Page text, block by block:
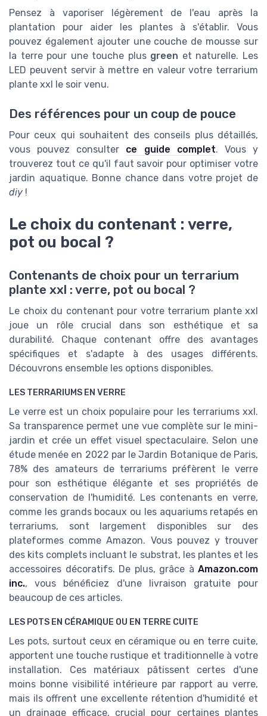
Pensez à vaporiser légèrement de l'eau après la
plantation pour aider les plantes à s'établir. Vous
pouvez également ajouter une couche de mousse sur
la terre pour une touche plus green et naturelle. Les
LED peuvent servir à mettre en valeur votre terrarium
plante xxl le soir venu.
Des références pour un coup de pouce
Pour ceux qui souhaitent des conseils plus détaillés,
vous pouvez consulter ce guide complet. Vous y
trouverez tout ce qu'il faut savoir pour optimiser votre
jardin aquatique. Bonne chance dans votre projet de
diy !
Le choix du contenant : verre,
pot ou bocal ?
Contenants de choix pour un terrarium
plante xxl : verre, pot ou bocal ?
Le choix du contenant pour votre terrarium plante xxl
joue un rôle crucial dans son esthétique et sa
durabilité. Chaque contenant offre des avantages
spécifiques et s'adapte à des usages différents.
Découvrons ensemble les options disponibles.
LES TERRARIUMS EN VERRE
Le verre est un choix populaire pour les terrariums xxl.
Sa transparence permet une vue complète sur le mini-
jardin et crée un effet visuel spectaculaire. Selon une
étude menée en 2022 par le Jardin Botanique de Paris,
78% des amateurs de terrariums préfèrent le verre
pour son esthétique élégante et ses propriétés de
conservation de l'humidité. Les contenants en verre,
comme les grands bocaux ou les aquariums retapés en
terrariums, sont largement disponibles sur des
plateformes comme Amazon. Vous pouvez y trouver
des kits complets incluant le substrat, les plantes et les
accessoires décoratifs. De plus, grâce à Amazon.com
inc., vous bénéficiez d'une livraison gratuite pour
beaucoup de ces articles.
LES POTS EN CÉRAMIQUE OU EN TERRE CUITE
Les pots, surtout ceux en céramique ou en terre cuite,
apportent une touche rustique et traditionnelle à votre
installation. Ces matériaux pâtissent certes d'une
moins bonne visibilité intérieure par rapport au verre,
mais ils offrent une excellente rétention d'humidité et
un drainage efficace, crucial pour certaines plantes